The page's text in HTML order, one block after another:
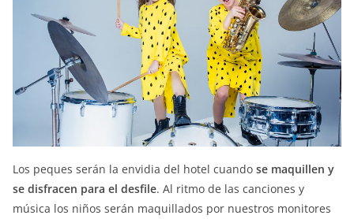
Los peques serán la envidia del hotel cuando se maquillen y
se disfracen para el desfile. Al ritmo de las canciones y
música los niños serán maquillados por nuestros monitores